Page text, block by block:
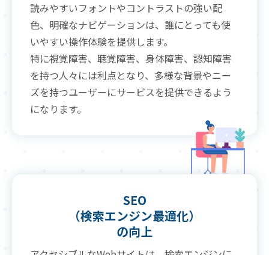
読みやすいフォントやコントラストの強い配
色、明確なナビゲーションは、誰にとっても使
いやすい操作体験を提供します。
特に視覚障害、聴覚障害、身体障害、認知障害
を持つ人々には利点となり、多様な背景やニー
ズを持つユーザーにサービスを提供できるよう
になります。
SEO
（検索エンジン最適化）
の向上